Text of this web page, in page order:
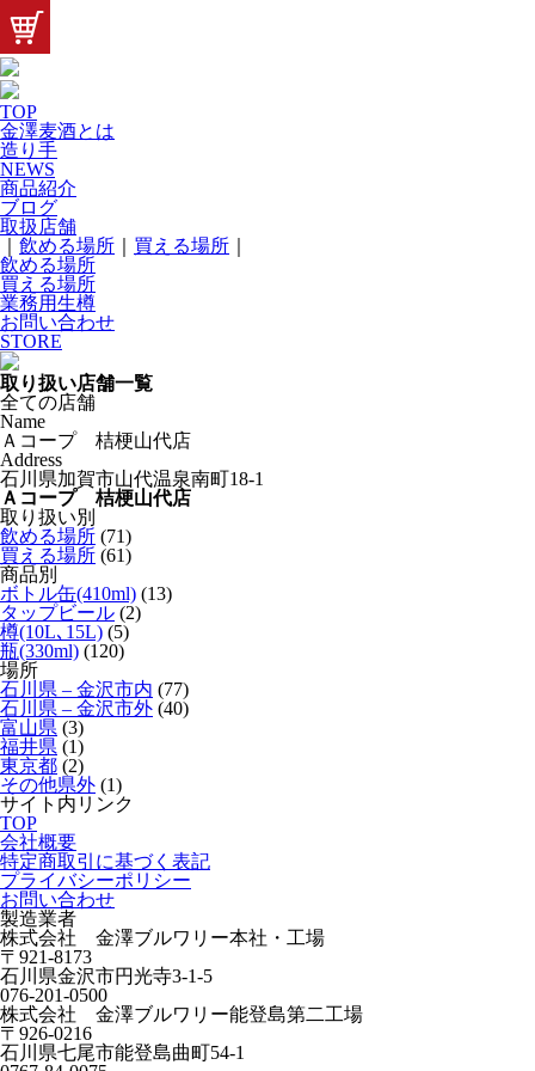
TOP
金澤麦酒とは
造り手
NEWS
商品紹介
ブログ
取扱店舗
飲める場所 買える場所
飲める場所
買える場所
業務用生樽
お問い合わせ
STORE
取り扱い店舗一覧
全ての店舗
Name
Ａコープ 桔梗山代店
Address
石川県加賀市山代温泉南町18-1
Ａコープ 桔梗山代店
取り扱い別
飲める場所 (71)
買える場所 (61)
商品別
ボトル缶(410ml) (13)
タップビール (2)
樽(10L､15L) (5)
瓶(330ml) (120)
場所
石川県 – 金沢市内 (77)
石川県 – 金沢市外 (40)
富山県 (3)
福井県 (1)
東京都 (2)
その他県外 (1)
サイト内リンク
TOP
会社概要
特定商取引に基づく表記
プライバシーポリシー
お問い合わせ
製造業者
株式会社 金澤ブルワリー本社・工場
〒921-8173
石川県金沢市円光寺3-1-5
076-201-0500
株式会社 金澤ブルワリー能登島第二工場
〒926-0216
石川県七尾市能登島曲町54-1